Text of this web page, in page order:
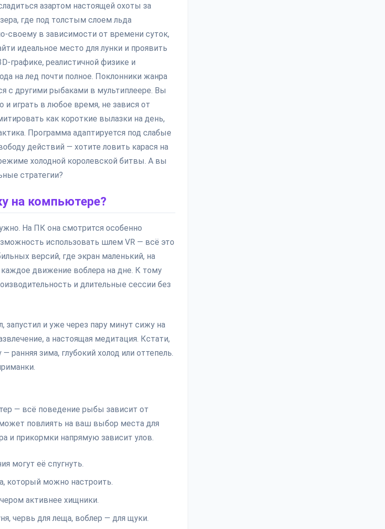
азартом настоящей охоты за
где под толстым слоем льда
своему в зависимости от времени суток,
идеальное место для лунки и проявить
графике, реалистичной физике и
на лед почти полное. Поклонники жанра
с другими рыбаками в мультиплеере. Вы
и играть в любое время, не завися от
как короткие вылазки на день,
Программа адаптируется под слабые
действий — хотите ловить карася на
холодной королевской битвы. А вы
стратегии?
на компьютере?
На ПК она смотрится особенно
использовать шлем VR — всё это
версий, где экран маленький, на
движение воблера на дне. К тому
и длительные сессии без
запустил и уже через пару минут сижу на
а настоящая медитация. Кстати,
зима, глубокий холод или оттепель.
— всё поведение рыбы зависит от
повлиять на ваш выбор места для
и прикормки напрямую зависит улов.
могут её спугнуть.
который можно настроить.
активнее хищники.
червь для леща, воблер — для щуки.